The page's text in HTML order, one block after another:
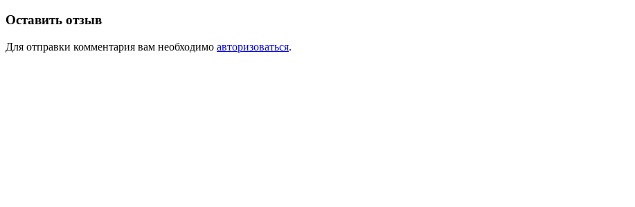
Оставить отзыв
Для отправки комментария вам необходимо авторизоваться.